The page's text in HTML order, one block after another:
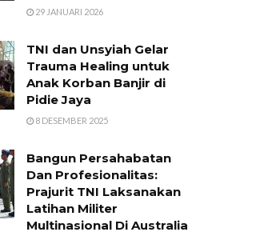
29 JANUARI 2026
TNI dan Unsyiah Gelar
Trauma Healing untuk
Anak Korban Banjir di
Pidie Jaya
8 DESEMBER 2025
Bangun Persahabatan
Dan Profesionalitas:
Prajurit TNI Laksanakan
Latihan Militer
Multinasional Di Australia